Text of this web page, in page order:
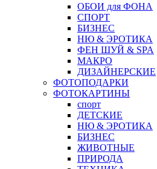
ОБОИ для ФОНА
СПОРТ
БИЗНЕС
НЮ & ЭРОТИКА
ФЕН ШУЙ & SPA
МАКРО
ДИЗАЙНЕРСКИЕ
ФОТОПОДАРКИ
ФОТОКАРТИНЫ
спорт
ДЕТСКИЕ
НЮ & ЭРОТИКА
БИЗНЕС
ЖИВОТНЫЕ
ПРИРОДА